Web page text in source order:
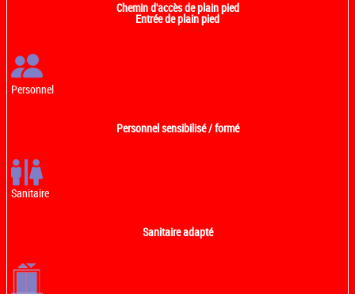
Chemin d'accès de plain pied
Entrée de plain pied
Personnel
Personnel sensibilisé / formé
Sanitaire
Sanitaire adapté